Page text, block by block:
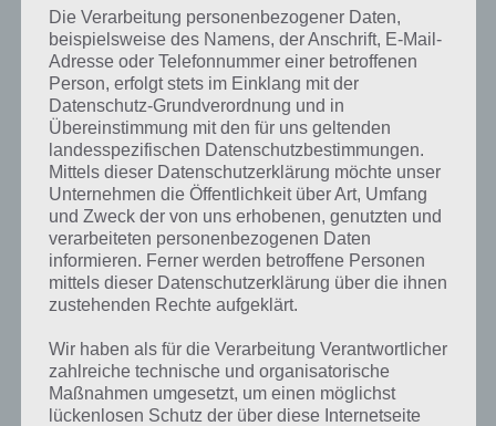
die Bevölkerung belastet. Erst wenn du diesen Umstand beseitigst,
werden neue Einwohner einziehen.
Sobald ein Smiley in TheoTown auftaucht, schau dir
an, warum der Bewohner unzufrieden ist und löse das
Problem
Die Verarbeitung personenbezogener Daten,
beispielsweise des Namens, der Anschrift, E-Mail-
Adresse oder Telefonnummer einer betroffenen
Person, erfolgt stets im Einklang mit der
Datenschutz-Grundverordnung und in
Übereinstimmung mit den für uns geltenden
landesspezifischen Datenschutzbestimmungen.
Mittels dieser Datenschutzerklärung möchte unser
Unternehmen die Öffentlichkeit über Art, Umfang
und Zweck der von uns erhobenen, genutzten und
verarbeiteten personenbezogenen Daten
informieren. Ferner werden betroffene Personen
mittels dieser Datenschutzerklärung über die ihnen
zustehenden Rechte aufgeklärt.
Wir haben als für die Verarbeitung Verantwortlicher
zahlreiche technische und organisatorische
Maßnahmen umgesetzt, um einen möglichst
lückenlosen Schutz der über diese Internetseite